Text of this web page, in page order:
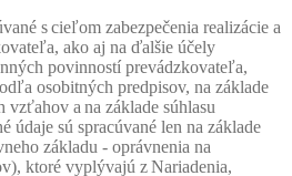
s cieľom zabezpečenia realizácie a
ako aj na ďalšie účely
povinností prevádzkovateľa,
osobitných predpisov, na základe
a na základe súhlasu
údaje sú spracúvané len na základe
základu - oprávnenia na
ktoré vyplývajú z Nariadenia,